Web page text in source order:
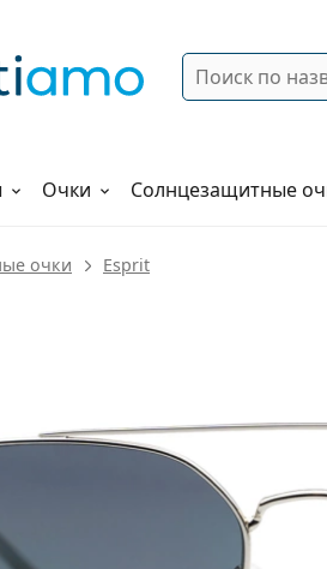
Поиск
Очки Солнцезащитные
очки Esprit
Ширина